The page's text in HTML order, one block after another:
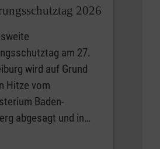
2026
am 27.
wird auf Grund
Hitze vom
Baden-
abgesagt und in…